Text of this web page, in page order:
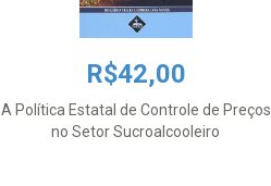
R$42,00
A Política Estatal de Controle de Preços
no Setor Sucroalcooleiro